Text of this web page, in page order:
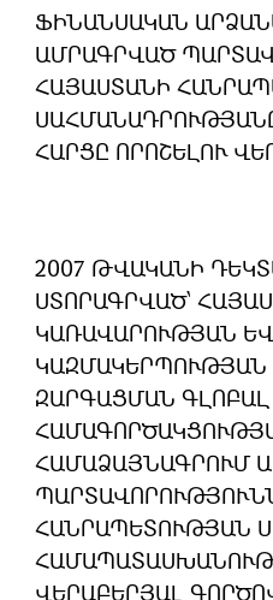
ՖԻՆԱՆՍԱԿԱՆ
ԱՄՐԱԳՐՎԱԾ
ՀԱՅԱՍՏԱՆԻ
ՀԱՐՑԸ ՈՐՈՇԵԼՈՒ
2007 ԹՎԱԿԱՆԻ
ՍՏՈՐԱԳՐՎԱԾ՝
ԿԱՌԱՎԱՐՈՒԹՅԱՆ
ԿԱԶՄԱԿԵՐՊՈՒԹՅԱՆ
ԶԱՐԳԱՑՄԱՆ
ՀԱՄԱՁԱՅՆԱԳՐՈՒՄ
ՀԱՆՐԱՊԵՏՈՒԹՅԱՆ
ՎԵՐԱԲԵՐՅԱԼ